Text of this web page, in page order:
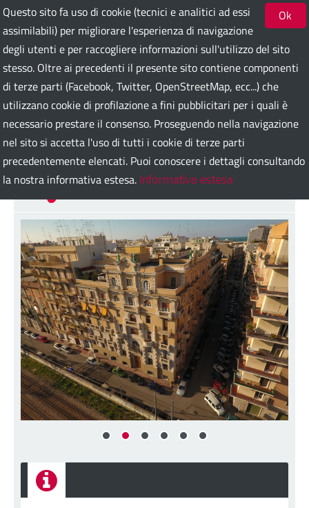
Ok
Questo sito fa uso di cookie (tecnici e analitici ad essi
assimilabili) per migliorare l'esperienza di navigazione
degli utenti e per raccogliere informazioni sull'utilizzo del sito
stesso. Oltre ai precedenti il presente sito contiene componenti
di terze parti (Facebook, Twitter, OpenStreetMap, ecc...) che
utilizzano cookie di profilazione a fini pubblicitari per i quali è
necessario prestare il consenso. Proseguendo nella navigazione
nel sito si accetta l'uso di tutti i cookie di terze parti
precedentemente elencati. Puoi conoscere i dettagli consultando
la nostra informativa estesa. Informativa estesa
Bari Guest Card
ITA ENG DEU SPA FRA RUS
Palazzo Noli